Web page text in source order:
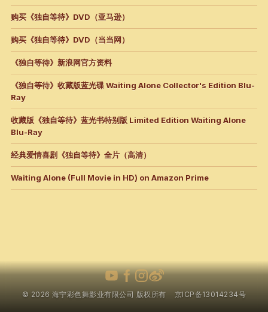
购买《独自等待》DVD（亚马逊）
购买《独自等待》DVD（当当网）
《独自等待》新浪网官方资料
《独自等待》收藏版蓝光碟 Waiting Alone Collector's Edition Blu-
Ray
收藏版《独自等待》蓝光书特别版 Limited Edition Waiting Alone
Blu-Ray
经典爱情喜剧《独自等待》全片（高清）
Waiting Alone (Full Movie in HD) on Amazon Prime
© 2026 海宁彩色舞影业有限公司 版权所有 京ICP备13014234号